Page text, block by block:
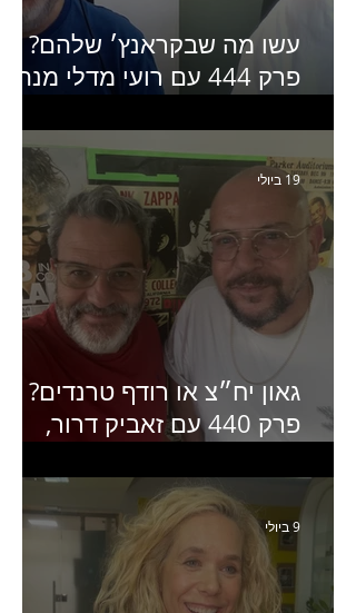
עשו מה שבקראנץ׳ שלהם?
פרק 444 עם רועי מדלי מנהל
האחרון של קראנץ׳
גאון יח״צ או רודף טרנדים?
פרק 440 עם זאביק דרור,
ותקשורת
19 ביולי
9 ביולי